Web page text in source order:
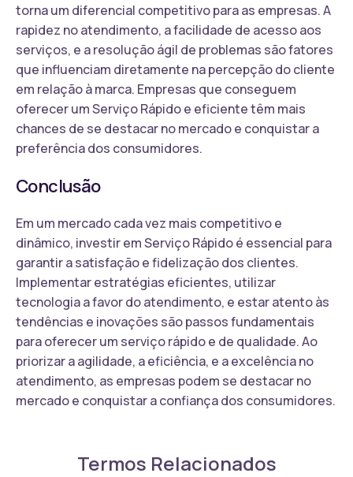
torna um diferencial competitivo para as empresas. A
rapidez no atendimento, a facilidade de acesso aos
serviços, e a resolução ágil de problemas são fatores
que influenciam diretamente na percepção do cliente
em relação à marca. Empresas que conseguem
oferecer um Serviço Rápido e eficiente têm mais
chances de se destacar no mercado e conquistar a
preferência dos consumidores.
Conclusão
Em um mercado cada vez mais competitivo e
dinâmico, investir em Serviço Rápido é essencial para
garantir a satisfação e fidelização dos clientes.
Implementar estratégias eficientes, utilizar
tecnologia a favor do atendimento, e estar atento às
tendências e inovações são passos fundamentais
para oferecer um serviço rápido e de qualidade. Ao
priorizar a agilidade, a eficiência, e a excelência no
atendimento, as empresas podem se destacar no
mercado e conquistar a confiança dos consumidores.
Termos Relacionados